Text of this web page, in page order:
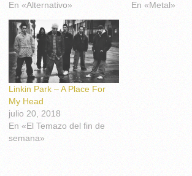
En «Alternativo»
En «Metal»
Linkin Park – A Place For
My Head
julio 20, 2018
En «El Temazo del fin de
semana»